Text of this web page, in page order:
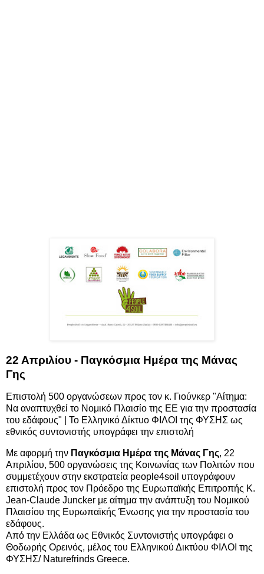
22 Απριλίου - Παγκόσμια Ημέρα της Μάνας
Γης
Επιστολή 500 οργανώσεων προς τον κ. Γιούνκερ "Αίτημα:
Να αναπτυχθεί το Νομικό Πλαισίο της ΕΕ για την προστασία
του εδάφους" | Το Ελληνικό Δίκτυο ΦΙΛΟΙ της ΦΥΣΗΣ ως
εθνικός συντονιστής υπογράφει την επιστολή
Με αφορμή την Παγκόσμια Ημέρα της Μάνας Γης, 22
Απριλίου, 500 οργανώσεις της Κοινωνίας των Πολιτών που
συμμετέχουν στην εκστρατεία people4soil υπογράφουν
επιστολή προς τον Πρόεδρο της Ευρωπαϊκής Επιτροπής Κ.
Jean-Claude Juncker με αίτημα την ανάπτυξη του Νομικού
Πλαισίου της Ευρωπαϊκής Ένωσης για την προστασία του
εδάφους.
Από την Ελλάδα ως Εθνικός Συντονιστής υπογράφει ο
Θοδωρής Ορεινός, μέλος του Ελληνικού Δικτύου ΦΙΛΟΙ της
ΦΥΣΗΣ/ Naturefrinds Greece.